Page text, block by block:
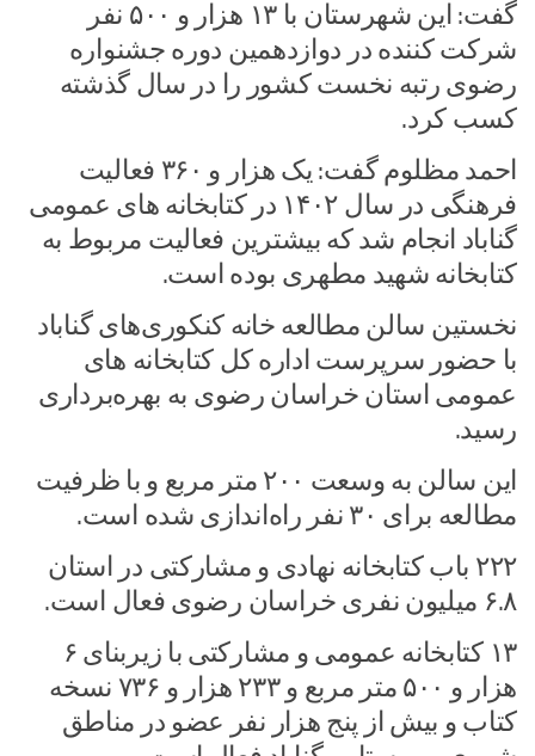
گفت: این شهرستان با ۱۳ هزار و ۵۰۰ نفر
شرکت کننده در دوازدهمین دوره جشنواره
رضوی رتبه نخست کشور را در سال گذشته
کسب کرد.
احمد مظلوم گفت: یک هزار و ۳۶۰ فعالیت
فرهنگی در سال ۱۴۰۲ در کتابخانه های عمومی
گناباد انجام شد که بیشترین فعالیت مربوط به
کتابخانه شهید مطهری بوده است.
نخستین سالن مطالعه خانه کنکوری‌های گناباد
با حضور سرپرست اداره کل کتابخانه های
عمومی استان خراسان رضوی به بهره‌برداری
رسید.
این سالن به وسعت ۲۰۰ متر مربع و با ظرفیت
مطالعه برای ۳۰ نفر راه‌اندازی شده است.
۲۲۲ باب کتابخانه نهادی و مشارکتی در استان
۶.۸ میلیون نفری خراسان رضوی فعال است.
۱۳ کتابخانه عمومی و مشارکتی با زیربنای ۶
هزار و ۵۰۰ متر مربع و ۲۳۳ هزار و ۷۳۶ نسخه
کتاب و بیش از پنج هزار نفر عضو در مناطق